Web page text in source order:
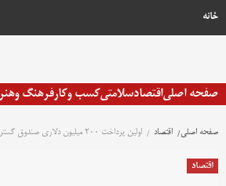
خانه
صفحه اصلیاقتصادسلامتیکسب وکارفرهنگ وهنر
صفحه اصلی اقتصاد اولین پرداخت ۲۰۰ میلیون دلاری صندوق گسترش ملی به نیروگاه‌های تجدیدپذیر_خبررسان
اقتصاد